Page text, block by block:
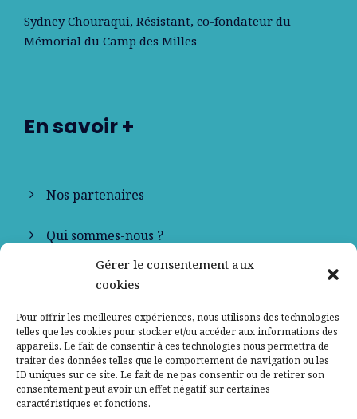
Gérer le consentement aux
cookies
Pour offrir les meilleures expériences, nous utilisons des technologies
telles que les cookies pour stocker et/ou accéder aux informations des
appareils. Le fait de consentir à ces technologies nous permettra de
traiter des données telles que le comportement de navigation ou les
ID uniques sur ce site. Le fait de ne pas consentir ou de retirer son
consentement peut avoir un effet négatif sur certaines
caractéristiques et fonctions.
Sydney Chouraqui, Résistant, co-fondateur du
Mémorial du Camp des Milles
En savoir +
Nos partenaires
Qui sommes-nous ?
Contactez-nous
Mentions légales
Politique de confidentialité